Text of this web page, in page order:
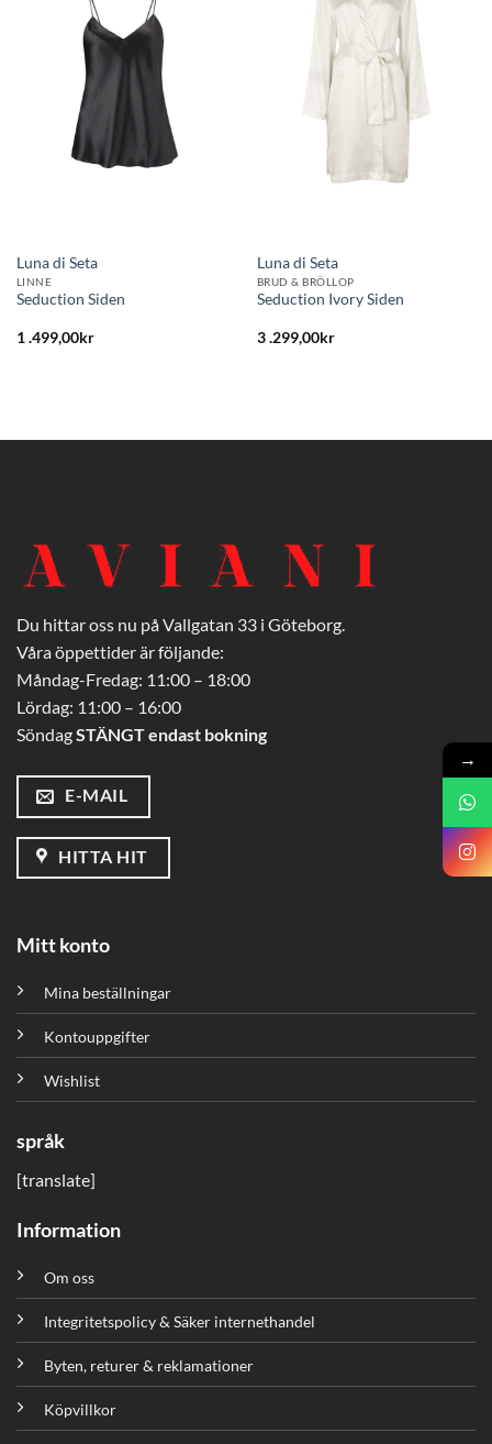
önskelistan
Luna di Seta
LINNE
Seduction Siden
1 .499,00kr
önskelistan
Luna di Seta
BRUD & BRÖLLOP
Seduction Ivory Siden
3 .299,00kr
Du hittar oss nu på Vallgatan 33 i Göteborg.
Våra öppettider är följande:
Måndag-Fredag: 11:00 – 18:00
Lördag: 11:00 – 16:00
SöndagSTÄNGT endast bokning
E-MAIL
HITTA HIT
Mitt konto
Mina beställningar
Kontouppgifter
Wishlist
språk
[translate]
Information
Om oss
Integritetspolicy & Säker internethandel
Byten, returer & reklamationer
Köpvillkor
→